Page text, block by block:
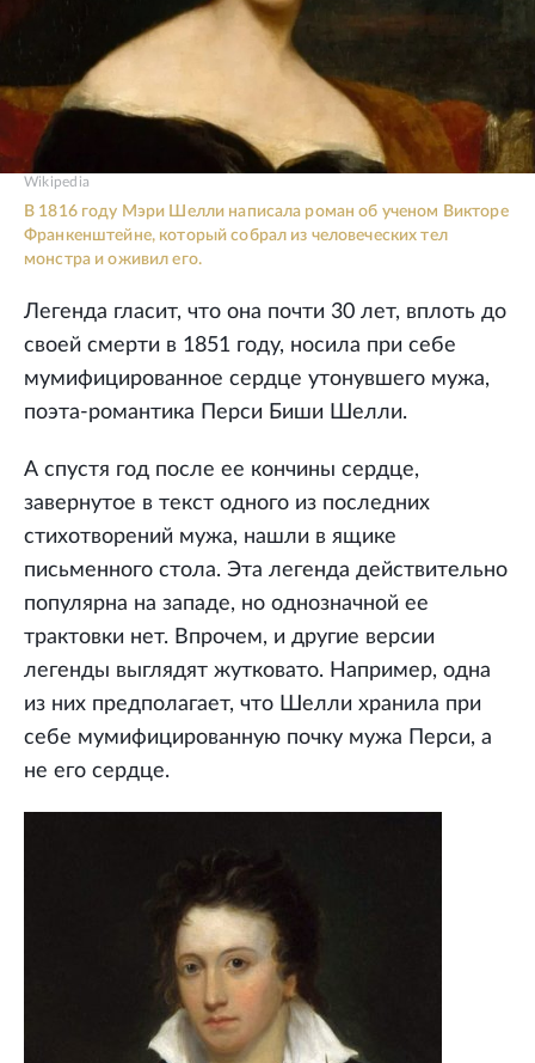
Wikipedia
В 1816 году Мэри Шелли написала роман об ученом Викторе
Франкенштейне, который собрал из человеческих тел
монстра и оживил его.
Легенда гласит, что она почти 30 лет, вплоть до
своей смерти в 1851 году, носила при себе
мумифицированное сердце утонувшего мужа,
поэта-романтика Перси Биши Шелли.
А спустя год после ее кончины сердце,
завернутое в текст одного из последних
стихотворений мужа, нашли в ящике
письменного стола. Эта легенда действительно
популярна на западе, но однозначной ее
трактовки нет. Впрочем, и другие версии
легенды выглядят жутковато. Например, одна
из них предполагает, что Шелли хранила при
себе мумифицированную почку мужа Перси, а
не его сердце.